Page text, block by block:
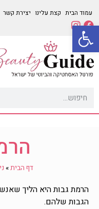
עמוד הבית קצת עלינו יצירת קשר
דף הבית»
הרמת גבות היא הליך
הגבות שלהם.
פתח סרגל